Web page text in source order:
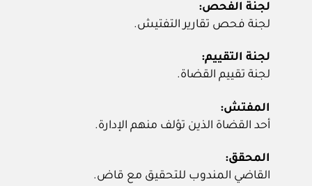
لجنة الفحص:
لجنة فحص تقارير التفتيش.
لجنة التقييم:
لجنة تقييم القضاة.
المفتش:
أحد القضاة الذين تؤلف منهم الإدارة.
المحقق:
القاضي المندوب للتحقيق مع قاض.